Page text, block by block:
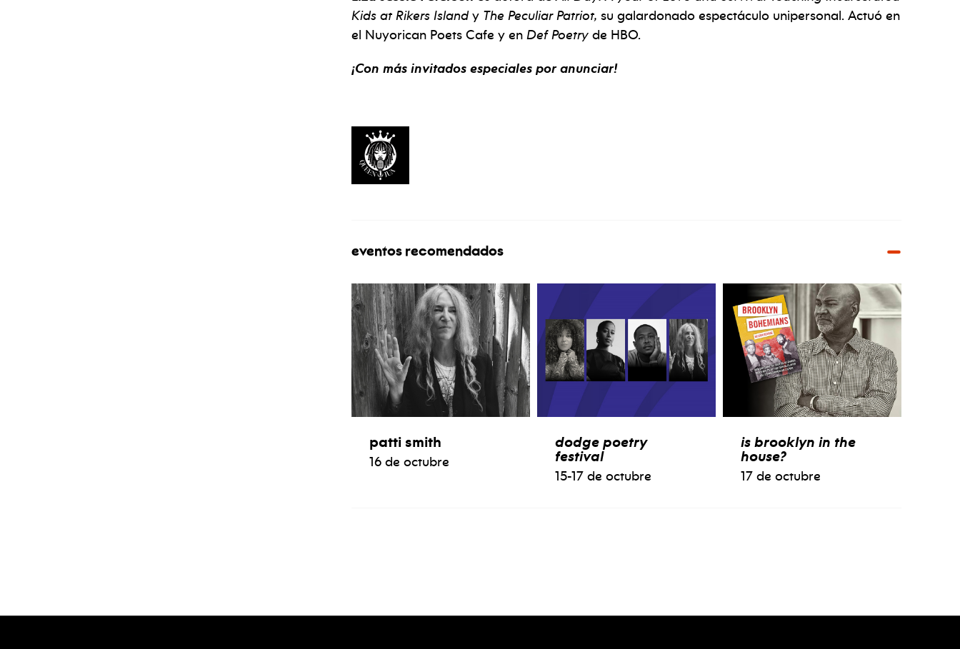
Kids at Rikers Islandy The Peculiar Patriot, su galardonado espectáculo unipersonal. Actuó en
el Nuyorican Poets Cafe y en Def Poetry de HBO.
¡Con más invitados especiales por anunciar!
eventos recomendados
patti smith
16 de octubre
dodge poetry
festival
15-17 de octubre
is brooklyn in the
house?
17 de octubre